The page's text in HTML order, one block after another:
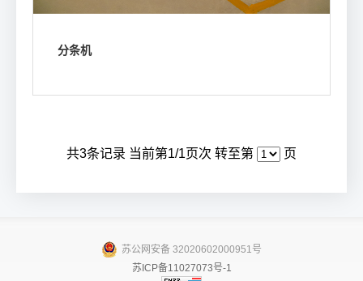
分条机
共3条记录 当前第1/1页次 转至第 页
苏公网安备 32020602000951号
苏ICP备11027073号-1